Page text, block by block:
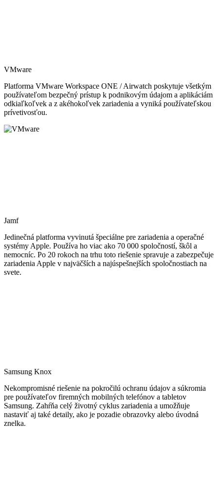
VMware
Platforma VMware Workspace ONE / Airwatch poskytuje všetkým
používateľom bezpečný prístup k podnikovým údajom a aplikáciám
odkiaľkoľvek a z akéhokoľvek zariadenia a vyniká používateľskou
prívetivosťou.
Jamf
Jedinečná platforma vyvinutá špeciálne pre zariadenia a operačné
systémy Apple. Používa ho viac ako 70 000 spoločností, škôl a
nemocníc. Po 20 rokoch na trhu toto riešenie spravuje a zabezpečuje
zariadenia Apple v najväčších a najúspešnejších spoločnostiach na
svete.
Samsung Knox
Nekompromisné riešenie na pokročilú ochranu údajov a súkromia
pre používateľov firemných mobilných telefónov a tabletov
Samsung. Zahŕňa celý životný cyklus zariadenia a umožňuje
nastaviť aj také detaily, ako je pozadie obrazovky alebo úvodná
znelka.